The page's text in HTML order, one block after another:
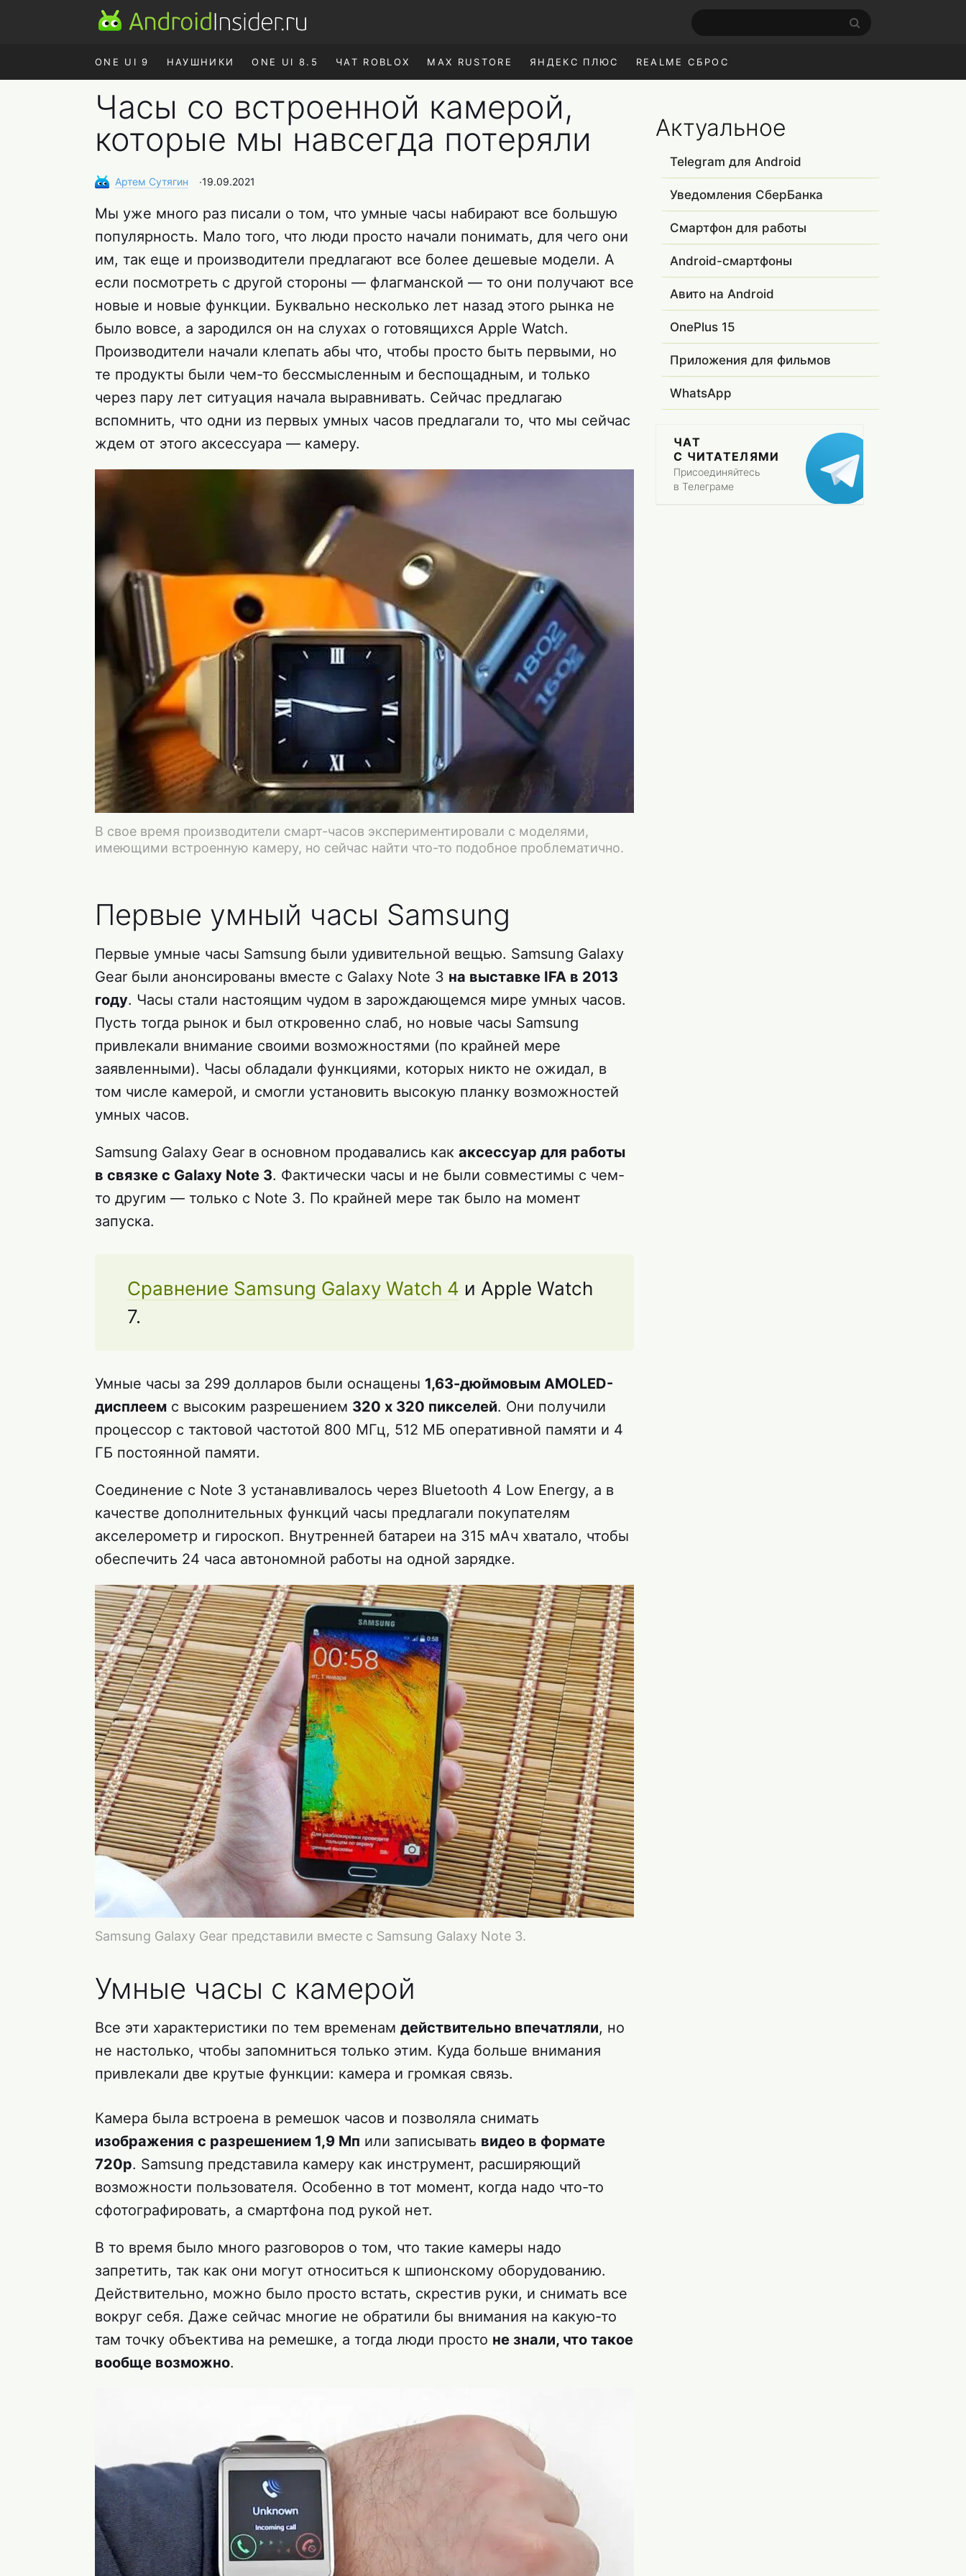
ONE UI 9 НАУШНИКИ ONE UI 8.5 ЧАТ ROBLOX MAX RUSTORE ЯНДЕКС ПЛЮС REALME СБРОС
Часы со встроенной камерой,
которые мы навсегда потеряли
Артем Сутягин ∙19.09.2021
Мы уже много раз писали о том, что умные часы набирают все большую
популярность. Мало того, что люди просто начали понимать, для чего они
им, так еще и производители предлагают все более дешевые модели. А
если посмотреть с другой стороны — флагманской — то они получают все
новые и новые функции. Буквально несколько лет назад этого рынка не
было вовсе, а зародился он на слухах о готовящихся Apple Watch.
Производители начали клепать абы что, чтобы просто быть первыми, но
те продукты были чем-то бессмысленным и беспощадным, и только
через пару лет ситуация начала выравнивать. Сейчас предлагаю
вспомнить, что одни из первых умных часов предлагали то, что мы сейчас
ждем от этого аксессуара — камеру.
В свое время производители смарт-часов экспериментировали с моделями,
имеющими встроенную камеру, но сейчас найти что-то подобное проблематично.
Первые умный часы Samsung
Первые умные часы Samsung были удивительной вещью. Samsung Galaxy
Gear были анонсированы вместе с Galaxy Note 3 на выставке IFA в 2013
году. Часы стали настоящим чудом в зарождающемся мире умных часов.
Пусть тогда рынок и был откровенно слаб, но новые часы Samsung
привлекали внимание своими возможностями (по крайней мере
заявленными). Часы обладали функциями, которых никто не ожидал, в
том числе камерой, и смогли установить высокую планку возможностей
умных часов.
Samsung Galaxy Gear в основном продавались как аксессуар для работы
в связке с Galaxy Note 3. Фактически часы и не были совместимы с чем-
то другим — только с Note 3. По крайней мере так было на момент
запуска.
Сравнение Samsung Galaxy Watch 4 и Apple Watch
7.
Умные часы за 299 долларов были оснащены 1,63-дюймовым AMOLED-
дисплеем с высоким разрешением 320 x 320 пикселей. Они получили
процессор с тактовой частотой 800 МГц, 512 МБ оперативной памяти и 4
ГБ постоянной памяти.
Соединение с Note 3 устанавливалось через Bluetooth 4 Low Energy, а в
качестве дополнительных функций часы предлагали покупателям
акселерометр и гироскоп. Внутренней батареи на 315 мАч хватало, чтобы
обеспечить 24 часа автономной работы на одной зарядке.
Samsung Galaxy Gear представили вместе с Samsung Galaxy Note 3.
Умные часы с камерой
Все эти характеристики по тем временам действительно впечатляли, но
не настолько, чтобы запомниться только этим. Куда больше внимания
привлекали две крутые функции: камера и громкая связь.
Камера была встроена в ремешок часов и позволяла снимать
изображения с разрешением 1,9 Мп или записывать видео в формате
720p. Samsung представила камеру как инструмент, расширяющий
возможности пользователя. Особенно в тот момент, когда надо что-то
сфотографировать, а смартфона под рукой нет.
В то время было много разговоров о том, что такие камеры надо
запретить, так как они могут относиться к шпионскому оборудованию.
Действительно, можно было просто встать, скрестив руки, и снимать все
вокруг себя. Даже сейчас многие не обратили бы внимания на какую-то
там точку объектива на ремешке, а тогда люди просто не знали, что такое
вообще возможно.
Актуальное
Telegram для Android
Уведомления СберБанка
Смартфон для работы
Android-смартфоны
Авито на Android
OnePlus 15
Приложения для фильмов
WhatsApp
ЧАТ
С ЧИТАТЕЛЯМИ
Присоединяйтесь
в Телеграме